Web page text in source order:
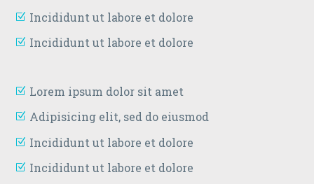
Incididunt ut labore et dolore
Incididunt ut labore et dolore
Lorem ipsum dolor sit amet
Adipisicing elit, sed do eiusmod
Incididunt ut labore et dolore
Incididunt ut labore et dolore